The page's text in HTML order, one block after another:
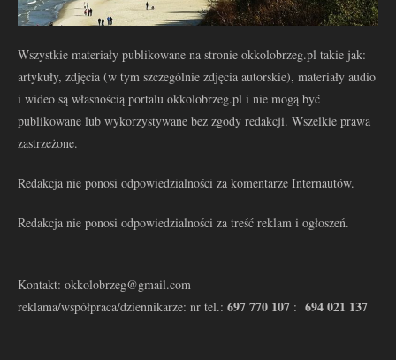
Wszystkie materiały publikowane na stronie okkolobrzeg.pl takie jak:
artykuły, zdjęcia (w tym szczególnie zdjęcia autorskie), materiały audio
i wideo są własnością portalu okkolobrzeg.pl i nie mogą być
publikowane lub wykorzystywane bez zgody redakcji. Wszelkie prawa
zastrzeżone.
Redakcja nie ponosi odpowiedzialności za komentarze Internautów.
Redakcja nie ponosi odpowiedzialności za treść reklam i ogłoszeń.
Kontakt: okkolobrzeg@gmail.com
reklama/współpraca/dziennikarze: nr tel.: 697 770 107 : 694 021 137